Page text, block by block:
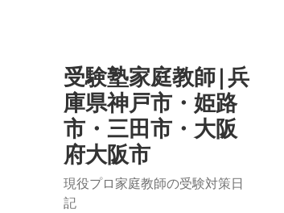
受験塾家庭教師|兵
庫県神戸市・姫路
市・三田市・大阪
府大阪市
現役プロ家庭教師の受験対策日
記